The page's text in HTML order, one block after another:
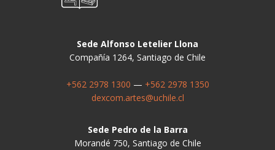
Sede Alfonso Letelier Llona
Compañía 1264, Santiago de Chile
+562 2978 1300 — +562 2978 1350
dexcom.artes@uchile.cl
Sede Pedro de la Barra
Morandé 750, Santiago de Chile